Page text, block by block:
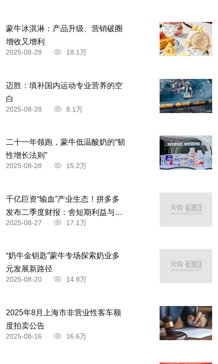
蒙牛冰淇淋：产品升级、营销破圈
增收又增利
2025-08-28 18.1万
迈胜：填补国内运动专业营养的空
白
2025-08-28 8.1万
二十一年领跑，蒙牛低温酸奶的“韧
性增长法则”
2025-08-28 15.2万
千亿巨资“输血”产业生态！拼多多
发布二季度财报：舍短期利益与商
家共赴高质量发展
2025-08-27 17.1万
“奶牛金钥匙”蒙牛专场探索奶业多
元发展新路径
2025-08-20 14.8万
2025年8月上海市非营业性客车额
度拍卖公告
2025-08-16 16.6万